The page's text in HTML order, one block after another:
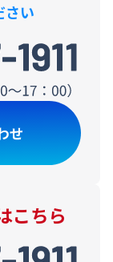
さい
こちら